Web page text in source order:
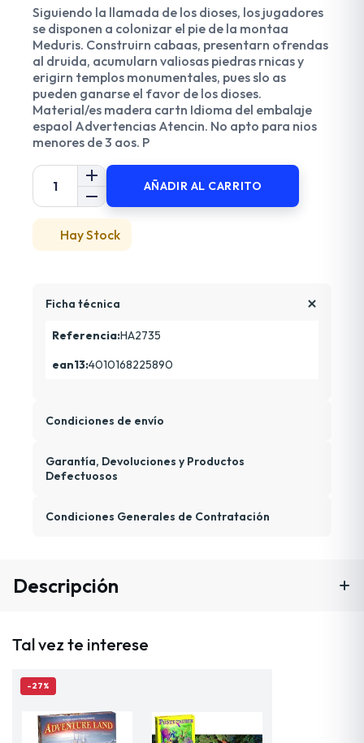
Siguiendo la llamada de los dioses, los jugadores
se disponen a colonizar el pie de la montaa
Meduris. Construirn cabaas, presentarn ofrendas
al druida, acumularn valiosas piedras rnicas y
erigirn templos monumentales, pues slo as
pueden ganarse el favor de los dioses.
Material/es madera cartn Idioma del embalaje
espaol Advertencias Atencin. No apto para nios
menores de 3 aos. P
AÑADIR AL CARRITO
Hay Stock
Ficha técnica
Referencia:HA2735
ean13:4010168225890
Condiciones de envío
Garantía, Devoluciones y Productos
Defectuosos
Condiciones Generales de Contratación
Descripción
Tal vez te interese
-27%